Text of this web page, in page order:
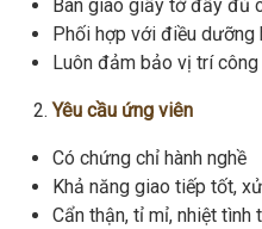
Bàn giao giấy tờ đầy đủ
Phối hợp với điều dưỡng
Luôn đảm bảo vị trí
Yêu cầu ứng viên
Có chứng chỉ hành nghề
Khả năng giao tiếp tốt,
Cẩn thận, tỉ mỉ, nhiệt tình